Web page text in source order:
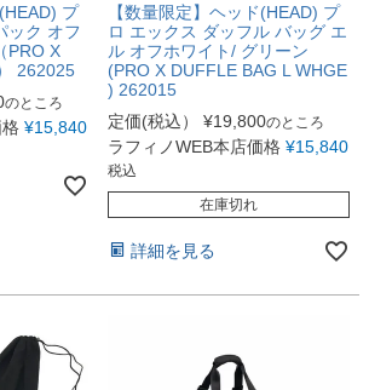
プ
ック オフ
PRO X
262025
のところ
¥15,840
【数量限定】ヘッド(HEAD) プ
ロ エックス ダッフル バッグ エ
ル オフホワイト/ グリーン
(PRO X DUFFLE BAG L WHGE
) 262015
定価(税込）
¥19,800のところ
ラフィノWEB本店価格 ¥15,840
税込
在庫切れ
詳細を見る